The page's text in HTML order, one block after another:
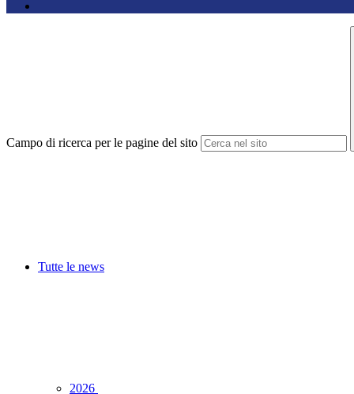
Campo di ricerca per le pagine del sito
Tutte le news
2026